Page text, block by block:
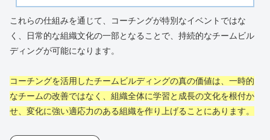
これらの仕組みを通じて、コーチングが特別なイベントではな
く、日常的な組織文化の一部となることで、持続的なチームビル
ディングが可能になります。
コーチングを活用したチームビルディングの真の価値は、一時的
なチームの改善ではなく、組織全体に学習と成長の文化を根付か
せ、変化に強い適応力のある組織を作り上げることにあります。